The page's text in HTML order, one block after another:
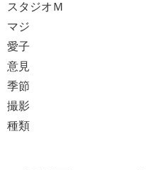
スタジオＭ
マジ
愛子
意見
季節
撮影
種類